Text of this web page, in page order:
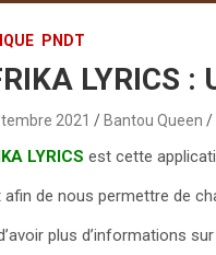
PNDT
LYRICS :
2021 Bantou Queen
LYRICS est cette
afin de nous permettre de
plus d’informations